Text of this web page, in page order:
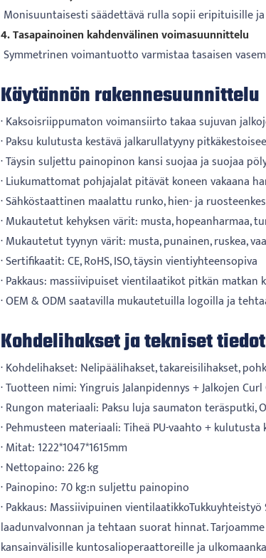
Monisuuntaisesti säädettävä rulla sopii eripituisille
4. Tasapainoinen kahdenvälinen voimasuunnittelu
Symmetrinen voimantuotto varmistaa tasaisen
Käytännön rakennesuunnittelu
· Kaksoisriippumaton voimansiirto takaa sujuvan
· Paksu kulutusta kestävä jalkarullatyyny
· Täysin suljettu painopinon kansi suojaa ja suojaa
· Liukumattomat pohjajalat pitävät koneen vakaana
· Sähköstaattinen maalattu runko, hien- ja
· Mukautetut kehyksen värit: musta, hopeanharmaa,
· Mukautetut tyynyn värit: musta, punainen, ruskea,
· Sertifikaatit: CE, RoHS, ISO, täysin vientiyhteensopiva
· Pakkaus: massiivipuiset vientilaatikot pitkän matkan
· OEM & ODM saatavilla mukautetuilla logoilla ja
Kohdelihakset ja tekniset tiedot
· Kohdelihakset: Nelipäälihakset, takareisilihakset,
· Tuotteen nimi: Yingruis Jalanpidennys + Jalkojen
· Rungon materiaali: Paksu luja saumaton teräsputki,
· Pehmusteen materiaali: Tiheä PU-vaahto +
· Mitat: 1222*1047*1615mm
· Nettopaino: 226 kg
· Painopino: 70 kg:n suljettu painopino
· Pakkaus: Massiivipuinen
laadunvalvonnan ja tehtaan suorat hinnat.
kansainvälisille kuntosalioperaattoreille ja